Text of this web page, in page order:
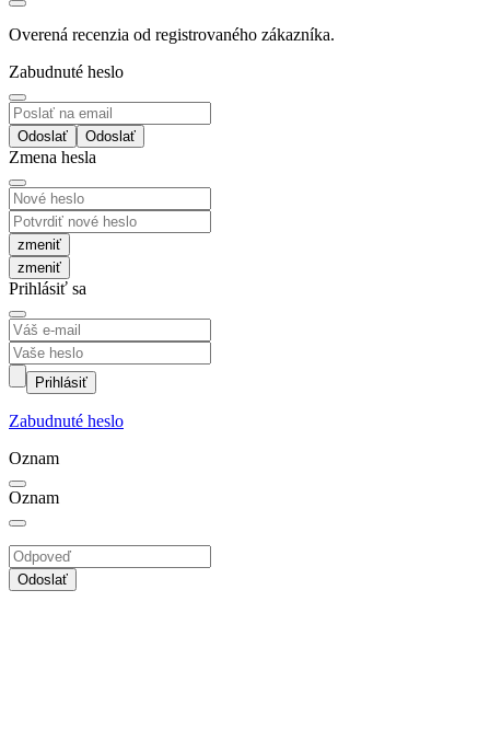
Overená recenzia od registrovaného zákazníka.
Zabudnuté heslo
Odoslať
Zmena hesla
zmeniť
Prihlásiť sa
Prihlásiť
Zabudnuté heslo
Oznam
Oznam
Odoslať